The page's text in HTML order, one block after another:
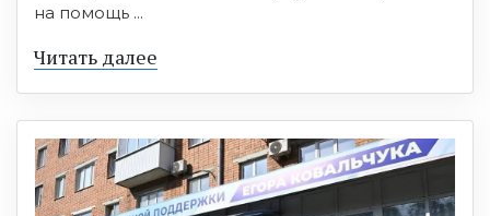
на помощь ...
Читать далее